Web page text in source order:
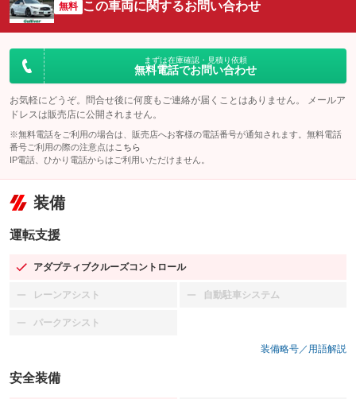
無料 この車両に関するお問い合わせ
まずは在庫確認・見積り依頼
無料電話でお問い合わせ
お気軽にどうぞ。問合せ後に何度もご連絡が届くことはありません。 メールア
ドレスは販売店に公開されません。
※無料電話をご利用の場合は、販売店へお客様の電話番号が通知されます。無料電話
番号ご利用の際の注意点は こちら
IP電話、ひかり電話からはご利用いただけません。
装備
運転支援
アダプティブクルーズコントロール
：装備あり
レーンアシスト
：装備なし 自動駐車システム
：装備なし
パークアシスト
：装備なし
装備略号／用語解説
安全装備